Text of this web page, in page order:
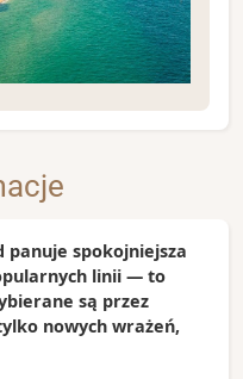
kanałów
drogom wodnym
lub odwiedzić
Everglades.
piaszczysta
i licznymi
panuje spokojniejsza
linii — to
są przez
nowych wrażeń,